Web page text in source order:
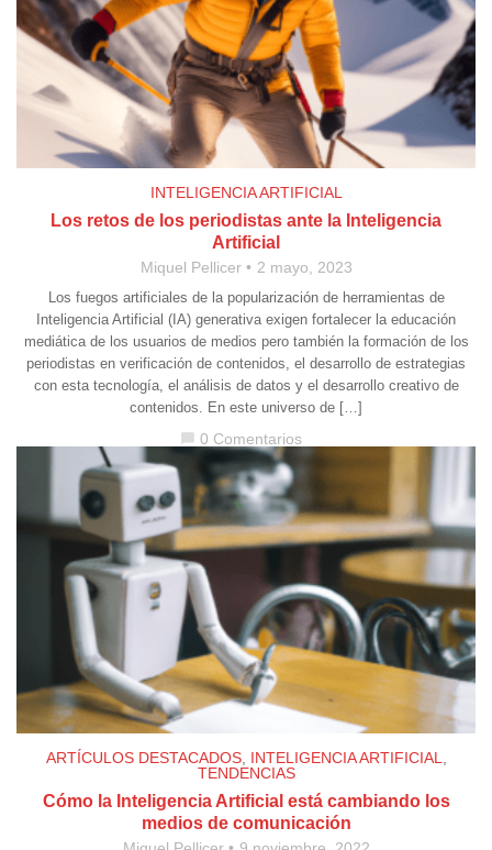
INTELIGENCIA ARTIFICIAL
Los retos de los periodistas ante la Inteligencia
Artificial
Miquel Pellicer 2 mayo, 2023
Los fuegos artificiales de la popularización de herramientas de
Inteligencia Artificial (IA) generativa exigen fortalecer la educación
mediática de los usuarios de medios pero también la formación de los
periodistas en verificación de contenidos, el desarrollo de estrategias
con esta tecnología, el análisis de datos y el desarrollo creativo de
contenidos. En este universo de […]
0 Comentarios
ARTÍCULOS DESTACADOS, INTELIGENCIA ARTIFICIAL
TENDENCIAS
Cómo la Inteligencia Artificial está cambiando los
medios de comunicación